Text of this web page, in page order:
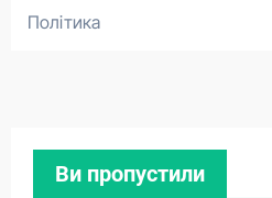
Політика
Ви пропустили